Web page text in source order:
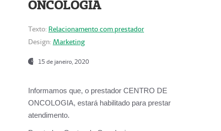
ONCOLOGIA
Texto: Relacionamento com prestador
Design: Marketing
15 de janeiro, 2020
Informamos que, o prestador CENTRO DE
ONCOLOGIA, estará habilitado para prestar
atendimento.